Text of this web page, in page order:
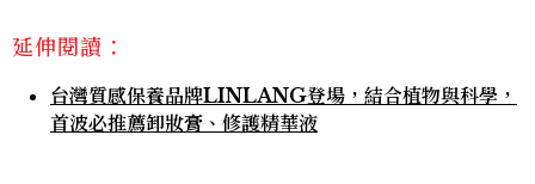
延伸閱讀：
台灣質感保養品牌LINLANG登場，結合植物與科學，
首波必推薦卸妝膏、修護精華液